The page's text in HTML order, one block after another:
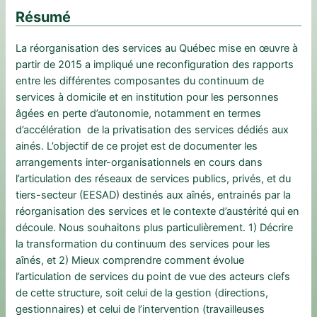
Résumé
La réorganisation des services au Québec mise en œuvre à
partir de 2015 a impliqué une reconfiguration des rapports
entre les différentes composantes du continuum de
services à domicile et en institution pour les personnes
âgées en perte d’autonomie, notamment en termes
d’accélération de la privatisation des services dédiés aux
ainés. L’objectif de ce projet est de documenter les
arrangements inter-organisationnels en cours dans
l’articulation des réseaux de services publics, privés, et du
tiers-secteur (EESAD) destinés aux aînés, entrainés par la
réorganisation des services et le contexte d’austérité qui en
découle. Nous souhaitons plus particulièrement. 1) Décrire
la transformation du continuum des services pour les
aînés, et 2) Mieux comprendre comment évolue
l’articulation de services du point de vue des acteurs clefs
de cette structure, soit celui de la gestion (directions,
gestionnaires) et celui de l’intervention (travailleuses